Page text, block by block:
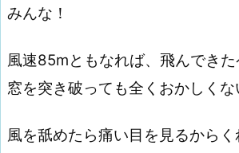
みんな！
風速85mともなれば、飛んでき
窓を突き破っても全くおかしくな
風を舐めたら痛い目を見るから